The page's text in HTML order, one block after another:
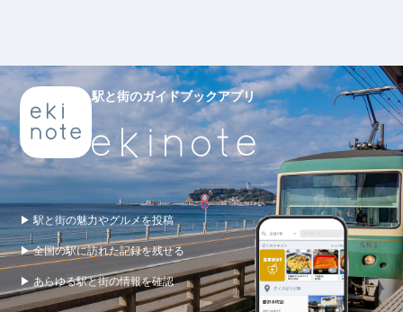
駅と街のガイドブックアプリ
▶ 駅と街の魅力やグルメを投稿
▶ 全国の駅に訪れた記録を残せる
▶ あらゆる駅と街の情報を確認